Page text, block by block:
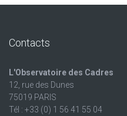
Contacts
L'Observatoire des Cadres
12, rue des Dunes
75019 PARIS
Tél : +33 (0) 1 56 41 55 04